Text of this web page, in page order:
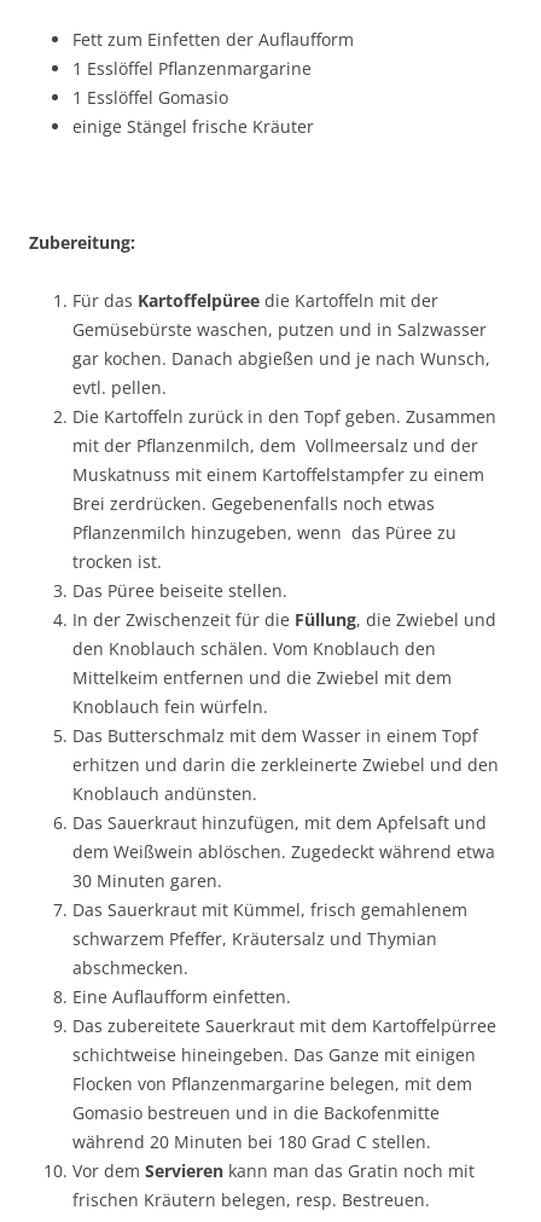
Fett zum Einfetten der Auflaufform
1 Esslöffel Pflanzenmargarine
1 Esslöffel Gomasio
einige Stängel frische Kräuter
Zubereitung:
Für das Kartoffelpüree die Kartoffeln mit der
Gemüsebürste waschen, putzen und in Salzwasser
gar kochen. Danach abgießen und je nach Wunsch,
evtl. pellen.
Die Kartoffeln zurück in den Topf geben. Zusammen
mit der Pflanzenmilch, dem Vollmeersalz und der
Muskatnuss mit einem Kartoffelstampfer zu einem
Brei zerdrücken. Gegebenenfalls noch etwas
Pflanzenmilch hinzugeben, wenn das Püree zu
trocken ist.
Das Püree beiseite stellen.
In der Zwischenzeit für die Füllung, die Zwiebel und
den Knoblauch schälen. Vom Knoblauch den
Mittelkeim entfernen und die Zwiebel mit dem
Knoblauch fein würfeln.
Das Butterschmalz mit dem Wasser in einem Topf
erhitzen und darin die zerkleinerte Zwiebel und den
Knoblauch andünsten.
Das Sauerkraut hinzufügen, mit dem Apfelsaft und
dem Weißwein ablöschen. Zugedeckt während etwa
30 Minuten garen.
Das Sauerkraut mit Kümmel, frisch gemahlenem
schwarzem Pfeffer, Kräutersalz und Thymian
abschmecken.
Eine Auflaufform einfetten.
Das zubereitete Sauerkraut mit dem Kartoffelpürree
schichtweise hineingeben. Das Ganze mit einigen
Flocken von Pflanzenmargarine belegen, mit dem
Gomasio bestreuen und in die Backofenmitte
während 20 Minuten bei 180 Grad C stellen.
Vor dem Servieren kann man das Gratin noch mit
frischen Kräutern belegen, resp. Bestreuen.